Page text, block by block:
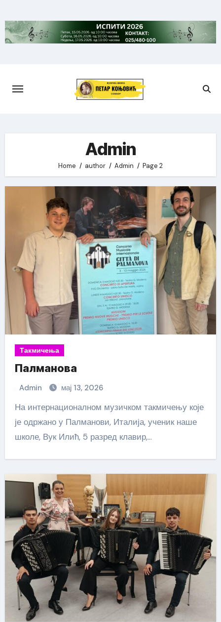
to
content
Admin
Home author Admin Page 2
Такмичења
Палманова
Admin мај 13, 2026
На интернационалном музичком такмичењу које
је одржано у Палманови, Италија, ученик наше
школе, Вук Илић, 5 разред клавир,…